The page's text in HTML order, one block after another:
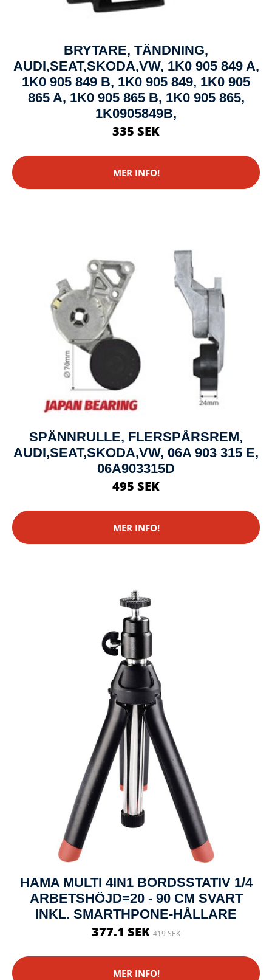
BRYTARE, TÄNDNING,
AUDI,SEAT,SKODA,VW, 1K0 905 849 A,
1K0 905 849 B, 1K0 905 849, 1K0 905
865 A, 1K0 905 865 B, 1K0 905 865,
1K0905849B,
335 SEK
MER INFO!
SPÄNNRULLE, FLERSPÅRSREM,
AUDI,SEAT,SKODA,VW, 06A 903 315 E,
06A903315D
495 SEK
MER INFO!
HAMA MULTI 4IN1 BORDSSTATIV 1/4
ARBETSHÖJD=20 - 90 CM SVART
INKL. SMARTHPONE-HÅLLARE
377.1 SEK 419 SEK
MER INFO!